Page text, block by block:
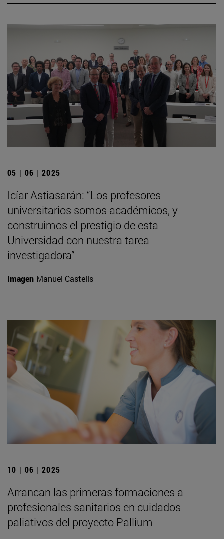
05 | 06 | 2025
Icíar Astiasarán: “Los profesores
universitarios somos académicos, y
construimos el prestigio de esta
Universidad con nuestra tarea
investigadora”
Imagen Manuel Castells
10 | 06 | 2025
Arrancan las primeras formaciones a
profesionales sanitarios en cuidados
paliativos del proyecto Pallium